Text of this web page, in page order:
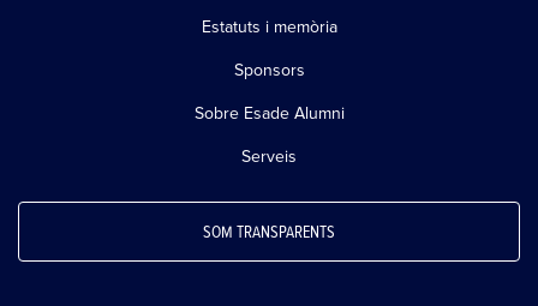
Estatuts i memòria
Sponsors
Sobre Esade Alumni
Serveis
SOM TRANSPARENTS